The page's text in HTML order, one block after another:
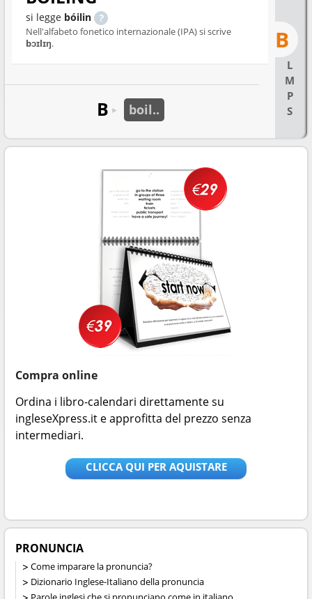
B
L
M
P
S
si legge bóilin
Nell'alfabeto fonetico internazionale (IPA) si scrive
bɔɪlɪŋ.
B ► boil..
Compra online
Ordina i libro-calendari direttamente su
ingleseXpress.it e approfitta del prezzo senza
intermediari.
CLICCA QUI PER AQUISTARE
PRONUNCIA
Come imparare la pronuncia?
Dizionario Inglese-Italiano della pronuncia